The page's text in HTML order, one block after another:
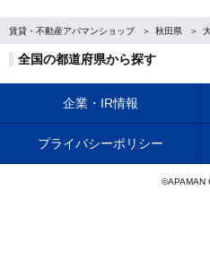
賃貸・不動産アパマンショップ 秋田県
全国の都道府県から探す
企業・IR情報
プライバシーポリシー
©APAMAN